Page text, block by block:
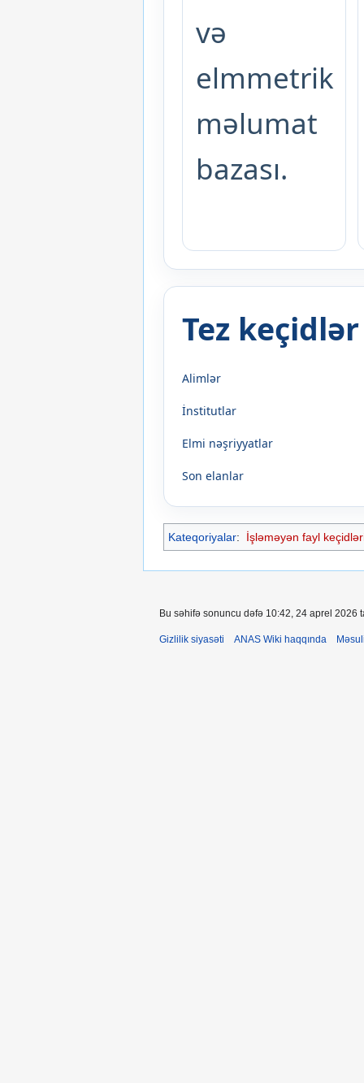
və
elmmetrik
məlumat
bazası.
Tez keçidlər
Alimlər
İnstitutlar
Elmi nəşriyyatlar
Son elanlar
Kateqoriyalar: İşləməyən fayl
Bu səhifə sonuncu dəfə 10:42, 24 aprel 2026
Gizlilik siyasəti ANAS Wiki haqqında